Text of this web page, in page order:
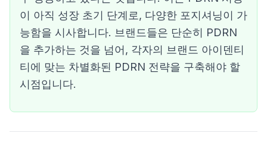
이 아직 성장 초기 단계로, 다양한 포지셔닝이 가
능함을 시사합니다. 브랜드들은 단순히 PDRN
을 추가하는 것을 넘어, 각자의 브랜드 아이덴티
티에 맞는 차별화된 PDRN 전략을 구축해야 할
시점입니다.